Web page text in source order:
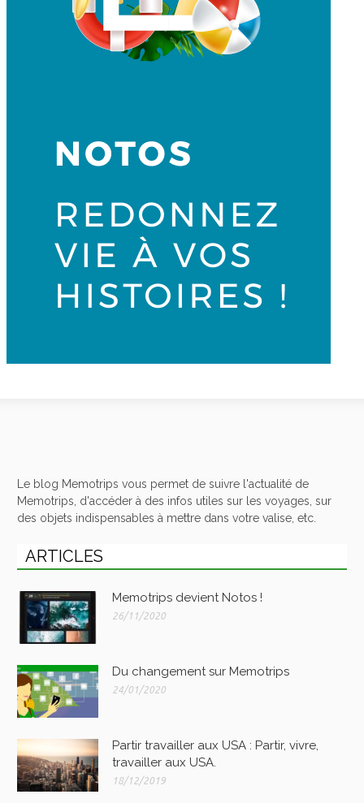
Le blog Memotrips vous permet de suivre l'actualité de
Memotrips, d'accéder à des infos utiles sur les voyages, sur
des objets indispensables à mettre dans votre valise, etc.
ARTICLES
Memotrips devient Notos !
26/11/2020
Du changement sur Memotrips
24/01/2020
Partir travailler aux USA : Partir, vivre,
travailler aux USA.
18/12/2019